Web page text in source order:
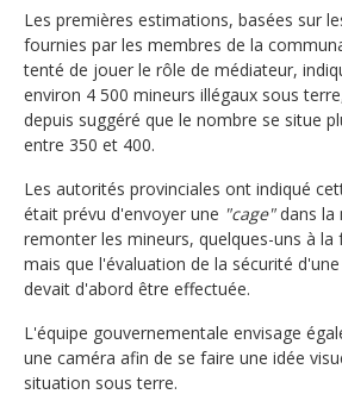
Les premières estimations, basées sur
fournies par les membres de la
tenté de jouer le rôle de médiateur,
environ 4 500 mineurs illégaux sous
depuis suggéré que le nombre se situe
entre 350 et 400.
Les autorités provinciales ont indiqué
était prévu d'envoyer une "cage"dans la
remonter les mineurs, quelques-uns à la
mais que l'évaluation de la sécurité
devait d'abord être effectuée.
L'équipe gouvernementale envisage
une caméra afin de se faire une idée
situation sous terre.